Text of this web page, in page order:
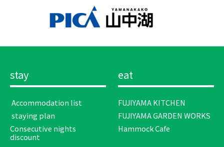
stay
​ ​Accommodation list​ ​
​ ​staying plan​ ​
Consecutive nights
discount
eat
FUJIYAMA KITCHEN
FUJIYAMA GARDEN WORKS
Hammock Cafe